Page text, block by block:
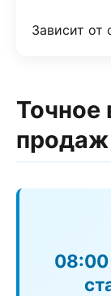
Зависит от
Точное
продаж
08:00